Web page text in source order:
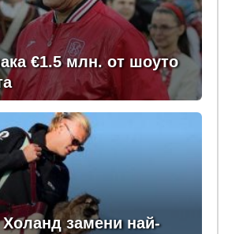
€1.5 млн. от шоуто
Холанд замени най-